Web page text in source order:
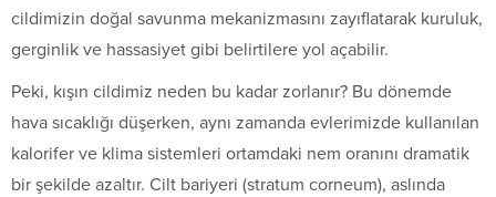
cildimizin doğal savunma mekanizmasını zayıflatarak kuruluk,
gerginlik ve hassasiyet gibi belirtilere yol açabilir.
Peki, kışın cildimiz neden bu kadar zorlanır? Bu dönemde
hava sıcaklığı düşerken, aynı zamanda evlerimizde kullanılan
kalorifer ve klima sistemleri ortamdaki nem oranını dramatik
bir şekilde azaltır. Cilt bariyeri (stratum corneum), aslında